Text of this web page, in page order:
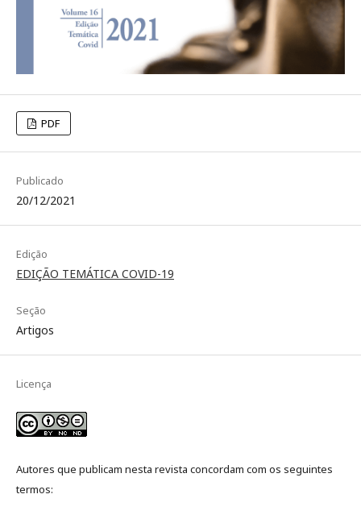
PDF
Publicado
20/12/2021
Edição
EDIÇÃO TEMÁTICA COVID-19
Seção
Artigos
Licença
Autores que publicam nesta revista concordam com os seguintes
termos: